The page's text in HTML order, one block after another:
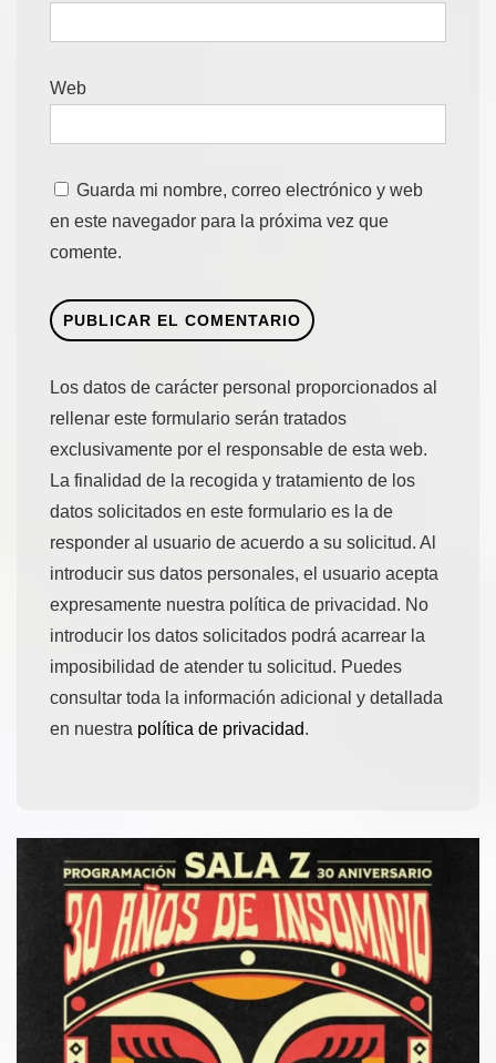
Web
Guarda mi nombre, correo electrónico y web
en este navegador para la próxima vez que
comente.
Los datos de carácter personal proporcionados al
rellenar este formulario serán tratados
exclusivamente por el responsable de esta web.
La finalidad de la recogida y tratamiento de los
datos solicitados en este formulario es la de
responder al usuario de acuerdo a su solicitud. Al
introducir sus datos personales, el usuario acepta
expresamente nuestra política de privacidad. No
introducir los datos solicitados podrá acarrear la
imposibilidad de atender tu solicitud. Puedes
consultar toda la información adicional y detallada
en nuestra política de privacidad.